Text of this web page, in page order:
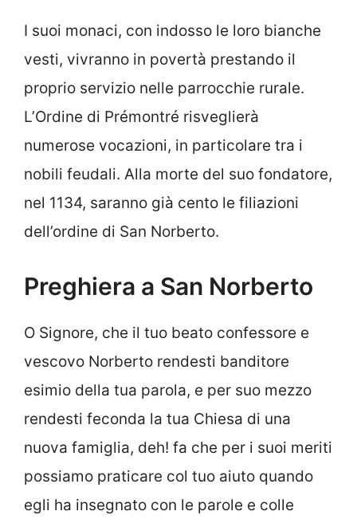
I suoi monaci, con indosso le loro bianche
vesti, vivranno in povertà prestando il
proprio servizio nelle parrocchie rurale.
L’Ordine di Prémontré risveglierà
numerose vocazioni, in particolare tra i
nobili feudali. Alla morte del suo fondatore,
nel 1134, saranno già cento le filiazioni
dell’ordine di San Norberto.
Preghiera a San Norberto
O Signore, che il tuo beato confessore e
vescovo Norberto rendesti banditore
esimio della tua parola, e per suo mezzo
rendesti feconda la tua Chiesa di una
nuova famiglia, deh! fa che per i suoi meriti
possiamo praticare col tuo aiuto quando
egli ha insegnato con le parole e colle